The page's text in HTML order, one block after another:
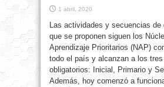
1 abril, 2020
Las actividades y secuencias de
que se proponen siguen los
Aprendizaje Prioritarios (NAP)
todo el país y alcanzan a los
obligatorios: Inicial, Primario y
Además, hoy comenzó a